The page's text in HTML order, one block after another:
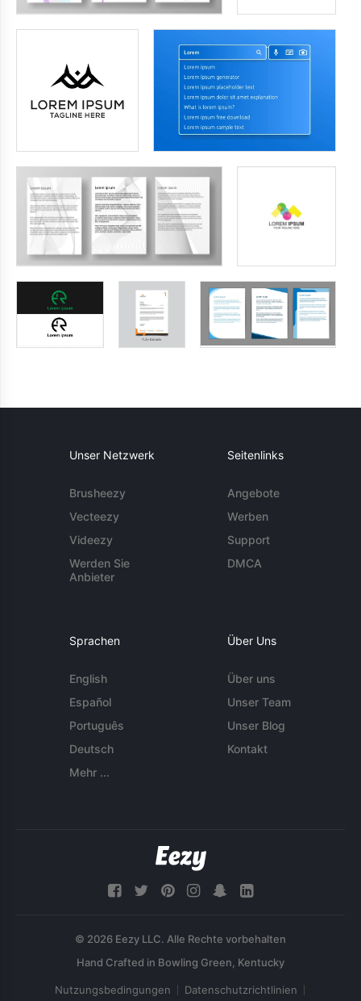
Unser Netzwerk
Brusheezy
Vecteezy
Videezy
Werden Sie
Anbieter
Seitenlinks
Angebote
Werben
Support
DMCA
Sprachen
English
Español
Português
Deutsch
Mehr ...
Über Uns
Über uns
Unser Team
Unser Blog
Kontakt
© 2026 Eezy LLC. Alle Rechte vorbehalten
Nutzungsbedingungen Datenschutzrichtlinien